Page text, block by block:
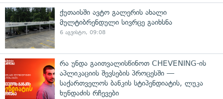
ქუთაისში ავტო გალერის ახალი
მულტიბრენდული სივრცე გაიხსნა
6 აგვისტო, 09:08
რა უნდა გაითვალისწინოთ CHEVENING-ის
აპლიკაციის შევსების პროცესში —
საქართველოს ბანკის სტიპენდიატის, ლუკა
ხუნდაძის რჩევები